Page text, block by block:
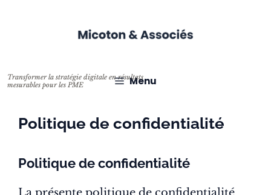
Menu
Politique de confidentialité
Politique de confidentialité